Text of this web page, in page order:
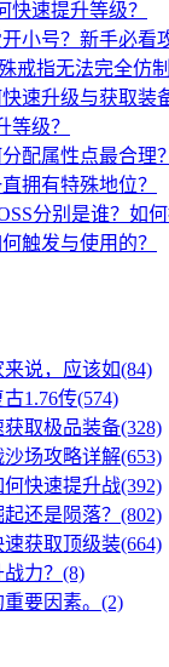
快速提升等级？
小号？新手必看
戒指无法完全仿制
速升级与获取装
等级？
配属性点最合理？
拥有特殊地位？
分别是谁？如何
触发与使用的？
说，应该如(84)
1.76传(574)
取极品装备(328)
场攻略详解(653)
快速提升战(392)
还是陨落？(802)
获取顶级装(664)
力？(8)
要因素。(2)